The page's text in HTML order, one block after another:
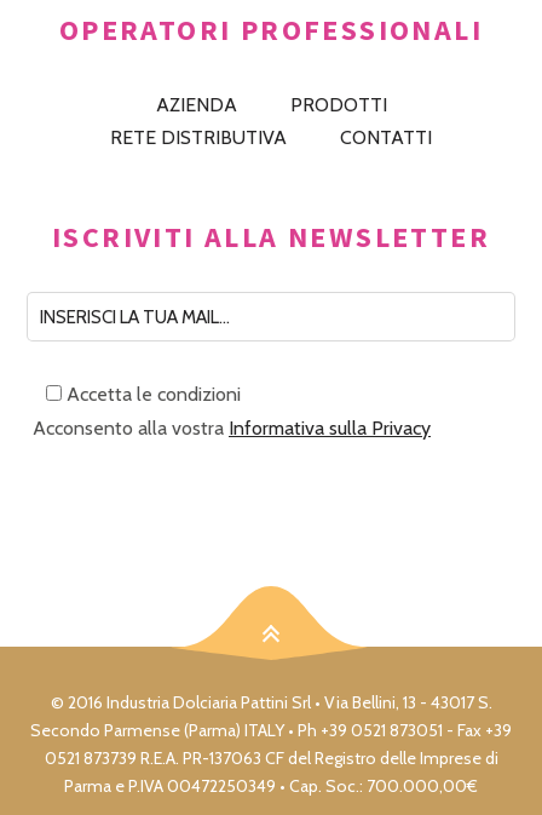
OPERATORI PROFESSIONALI
AZIENDA
PRODOTTI
RETE DISTRIBUTIVA
CONTATTI
ISCRIVITI ALLA NEWSLETTER
Accetta le condizioni
Acconsento alla vostra Informativa sulla Privacy
© 2016 Industria Dolciaria Pattini Srl • Via Bellini, 13 - 43017 S.
Secondo Parmense (Parma) ITALY • Ph +39 0521 873051 - Fax +39
0521 873739 R.E.A. PR-137063 CF del Registro delle Imprese di
Parma e P.IVA 00472250349 • Cap. Soc.: 700.000,00€